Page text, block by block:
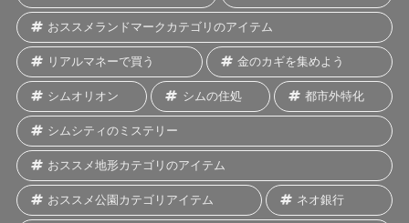
おススメランドマークカテゴリのアイテム
リアルマネーで買う 金のカギを集めよう
シムオリオン シムの住処 都市外特化
シムシティのミステリー
おススメ地形カテゴリのアイテム
おススメ公園カテゴリアイテム ネオ銀行